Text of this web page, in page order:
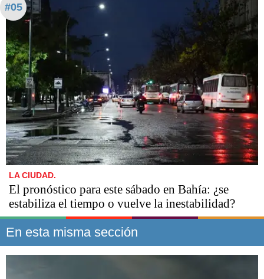
#05
LA CIUDAD.
El pronóstico para este sábado en Bahía: ¿se
estabiliza el tiempo o vuelve la inestabilidad?
En esta misma sección